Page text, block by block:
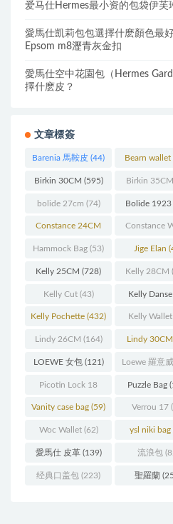
爱马仕Hermes最小资的包袋伊芙
愛馬仕凱莉包包選擇什麽顏色最
Epsom m8瀝青灰金扣
愛馬仕空中花園包（Hermes
擇什麽皮？
文章標簽
Barenia 馬鞍皮 (44) Bearn wallet
Birkin 30CM (595) Birkin 35CM
bolide 27cm (74) Bolide
(93)
Constance 24CM
(216)
Constance
(60)
Hammock Bag (53) Jige Elan
Kelly 25CM (728) Kelly 28CM
Kelly Cut(43) Kelly Danse
Kelly Pochette (432) Kelly Wallet
Lindy 26CM (164) Lindy 30CM
LOEWE 女包(121) Loewe 羅意威
Picotin Lock 18
(202)
Puzzle Bag
Vanity case bag (59) Verrou 17
Woc Wallet(62) ysl niki bag
愛馬仕 皮革(139) 流浪包
经典口盖包 (223) 聖羅蘭